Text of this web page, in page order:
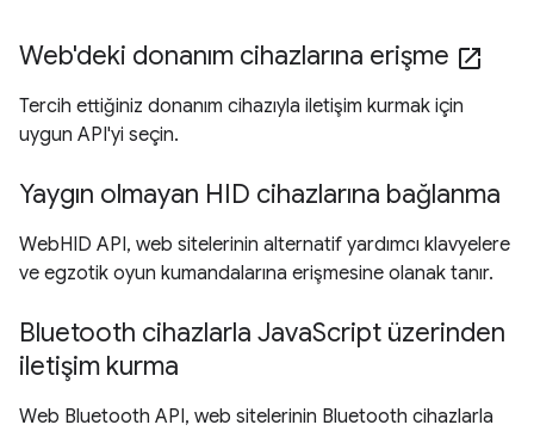
Web'deki donanım cihazlarına erişme open_in_new
Tercih ettiğiniz donanım cihazıyla iletişim kurmak için
uygun API'yi seçin.
Yaygın olmayan HID cihazlarına bağlanma
WebHID API, web sitelerinin alternatif yardımcı klavyelere
ve egzotik oyun kumandalarına erişmesine olanak tanır.
Bluetooth cihazlarla JavaScript üzerinden
iletişim kurma
Web Bluetooth API, web sitelerinin Bluetooth cihazlarla